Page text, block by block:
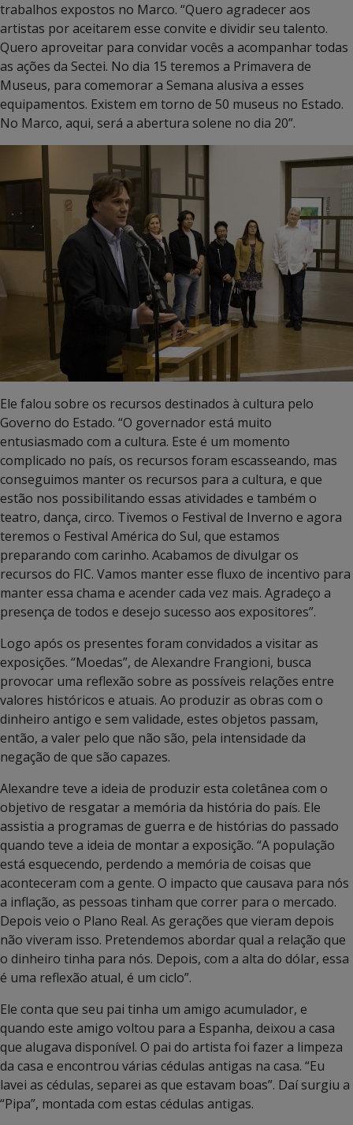
trabalhos expostos no Marco. “Quero agradecer aos
artistas por aceitarem esse convite e dividir seu talento.
Quero aproveitar para convidar vocês a acompanhar todas
as ações da Sectei. No dia 15 teremos a Primavera de
Museus, para comemorar a Semana alusiva a esses
equipamentos. Existem em torno de 50 museus no Estado.
No Marco, aqui, será a abertura solene no dia 20”.
Ele falou sobre os recursos destinados à cultura pelo
Governo do Estado. “O governador está muito
entusiasmado com a cultura. Este é um momento
complicado no país, os recursos foram escasseando, mas
conseguimos manter os recursos para a cultura, e que
estão nos possibilitando essas atividades e também o
teatro, dança, circo. Tivemos o Festival de Inverno e agora
teremos o Festival América do Sul, que estamos
preparando com carinho. Acabamos de divulgar os
recursos do FIC. Vamos manter esse fluxo de incentivo para
manter essa chama e acender cada vez mais. Agradeço a
presença de todos e desejo sucesso aos expositores”.
Logo após os presentes foram convidados a visitar as
exposições. “Moedas”, de Alexandre Frangioni, busca
provocar uma reflexão sobre as possíveis relações entre
valores históricos e atuais. Ao produzir as obras com o
dinheiro antigo e sem validade, estes objetos passam,
então, a valer pelo que não são, pela intensidade da
negação de que são capazes.
Alexandre teve a ideia de produzir esta coletânea com o
objetivo de resgatar a memória da história do país. Ele
assistia a programas de guerra e de histórias do passado
quando teve a ideia de montar a exposição. “A população
está esquecendo, perdendo a memória de coisas que
aconteceram com a gente. O impacto que causava para nós
a inflação, as pessoas tinham que correr para o mercado.
Depois veio o Plano Real. As gerações que vieram depois
não viveram isso. Pretendemos abordar qual a relação que
o dinheiro tinha para nós. Depois, com a alta do dólar, essa
é uma reflexão atual, é um ciclo”.
Ele conta que seu pai tinha um amigo acumulador, e
quando este amigo voltou para a Espanha, deixou a casa
que alugava disponível. O pai do artista foi fazer a limpeza
da casa e encontrou várias cédulas antigas na casa. “Eu
lavei as cédulas, separei as que estavam boas”. Daí surgiu a
“Pipa”, montada com estas cédulas antigas.